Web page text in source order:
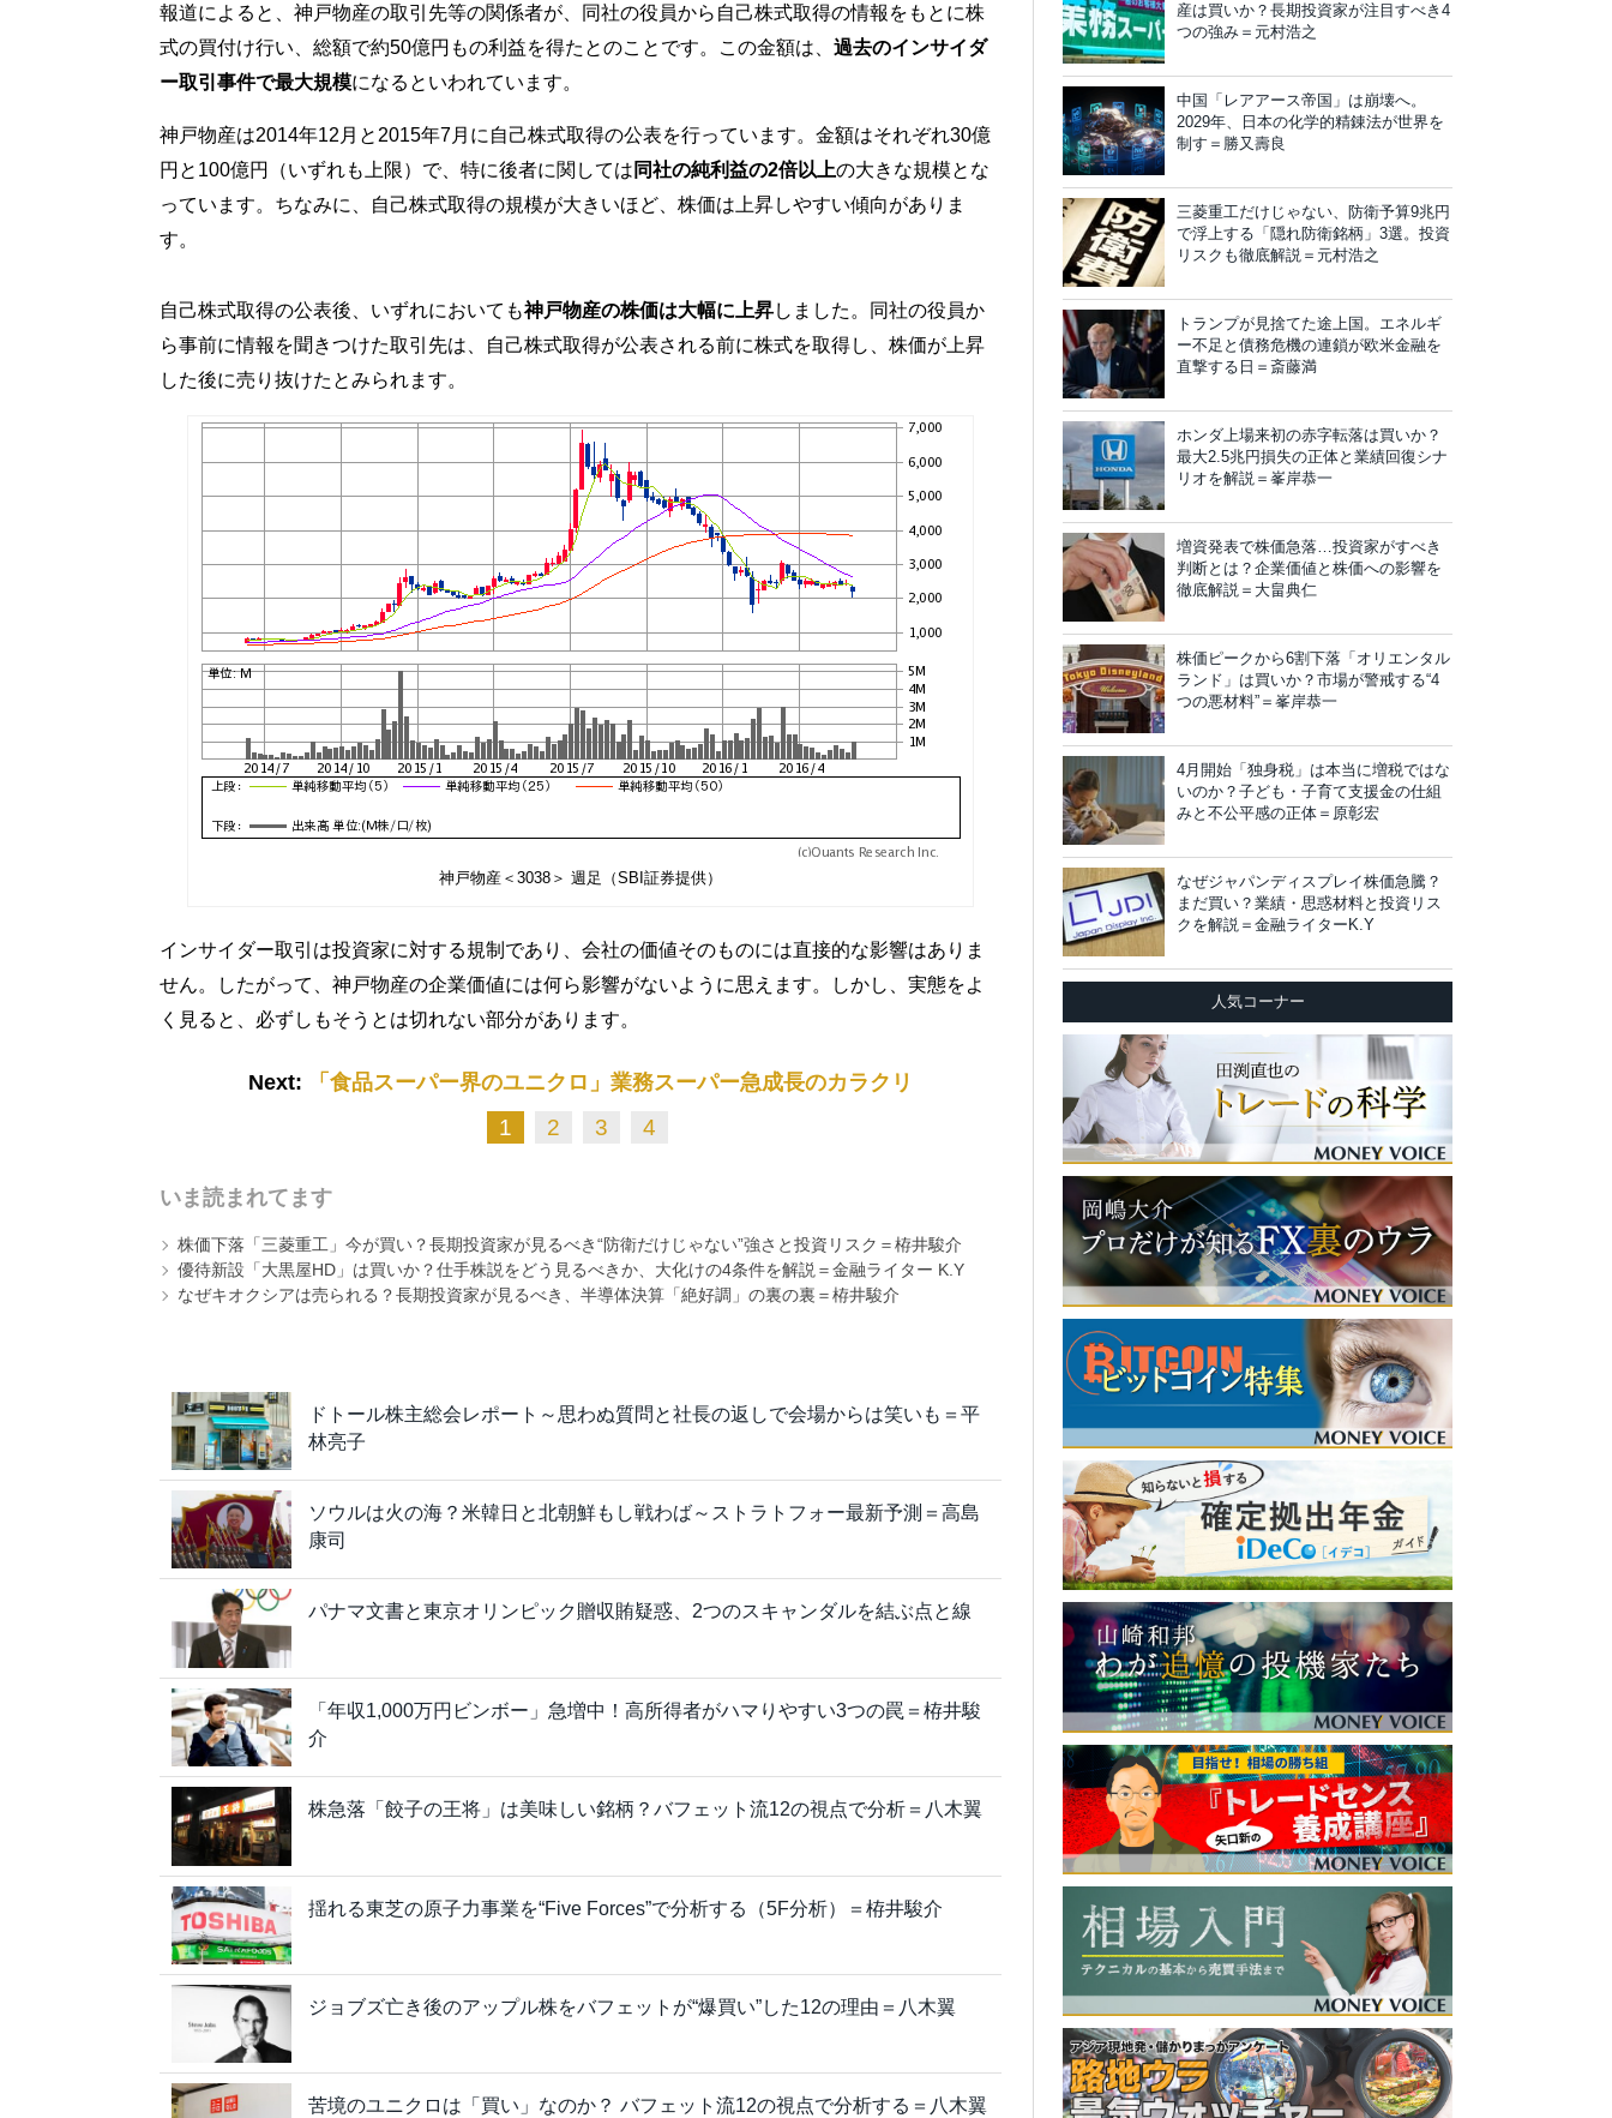
報道によると、神戸物産の取引先等の関係者が、同社の役員から自己株式取得の情報をもとに株
式の買付け行い、総額で約50億円もの利益を得たとのことです。この金額は、 過去のインサイダ
ー取引事件で最大規模になるといわれています。
神戸物産は2014年12月と2015年7月に自己株式取得の公表を行っています。金額はそれぞれ30億
円と100億円（いずれも上限）で、特に後者に関しては 同社の純利益の2倍以上の大きな規模とな
っています。ちなみに、自己株式取得の規模が大きいほど、株価は上昇しやすい傾向がありま
す。
自己株式取得の公表後、いずれにおいても神戸物産の株価は大幅に上昇しました。同社の役員か
ら事前に情報を聞きつけた取引先は、自己株式取得が公表される前に株式を取得し、株価が上昇
した後に売り抜けたとみられます。
神戸物産＜3038＞ 週足（SBI証券提供）
インサイダー取引は投資家に対する規制であり、会社の価値そのものには直接的な影響はありま
せん。したがって、神戸物産の企業価値には何ら影響がないように思えます。しかし、実態をよ
く見ると、必ずしもそうとは切れない部分があります。
Next: 「食品スーパー界のユニクロ」業務スーパー急成長のカラクリ
1 2 3 4
いま読まれてます
株価下落「三菱重工」今が買い？長期投資家が見るべき“防衛だけじゃない”強さと投資リスク＝栫井駿介
優待新設「大黒屋HD」は買いか？仕手株説をどう見るべきか、大化けの4条件を解説＝金融ライター K.Y
なぜキオクシアは売られる？長期投資家が見るべき、半導体決算「絶好調」の裏の裏＝栫井駿介
ドトール株主総会レポート～思わぬ質問と社長の返しで会場からは笑いも＝平
林亮子
ソウルは火の海？米韓日と北朝鮮もし戦わば～ストラトフォー最新予測＝高島
康司
パナマ文書と東京オリンピック贈収賄疑惑、2つのスキャンダルを結ぶ点と線
「年収1,000万円ビンボー」急増中！高所得者がハマりやすい3つの罠＝栫井駿
介
株急落「餃子の王将」は美味しい銘柄？バフェット流12の視点で分析＝八木翼
揺れる東芝の原子力事業を“Five Forces”で分析する（5F分析）＝栫井駿介
ジョブズ亡き後のアップル株をバフェットが“爆買い”した12の理由＝八木翼
苦境のユニクロは「買い」なのか？ バフェット流12の視点で分析する＝八木翼
産は買いか？長期投資家が注目すべき4
つの強み＝元村浩之
中国「レアアース帝国」は崩壊へ。
2029年、日本の化学的精錬法が世界を
制す＝勝又壽良
三菱重工だけじゃない、防衛予算9兆円
で浮上する「隠れ防衛銘柄」3選。投資
リスクも徹底解説＝元村浩之
トランプが見捨てた途上国。エネルギ
ー不足と債務危機の連鎖が欧米金融を
直撃する日＝斎藤満
ホンダ上場来初の赤字転落は買いか？
最大2.5兆円損失の正体と業績回復シナ
リオを解説＝峯岸恭一
増資発表で株価急落…投資家がすべき
判断とは？企業価値と株価への影響を
徹底解説＝大畠典仁
株価ピークから6割下落「オリエンタル
ランド」は買いか？市場が警戒する“4
つの悪材料”＝峯岸恭一
4月開始「独身税」は本当に増税ではな
いのか？子ども・子育て支援金の仕組
みと不公平感の正体＝原彰宏
なぜジャパンディスプレイ株価急騰？
まだ買い？業績・思惑材料と投資リス
クを解説＝金融ライターK.Y
人気コーナー